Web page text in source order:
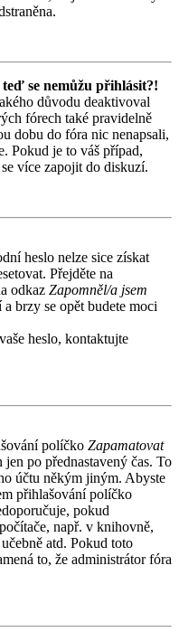
se nemůžu přihlásit?!
důvodu deaktivoval
fórech také pravidelně
dobu do fóra nic nenapsali,
Pokud je to váš případ,
více zapojit do diskuzí.
heslo nelze sice získat
Přejděte na
odkaz Zapomněl/a jsem
brzy se opět budete moci
heslo, kontaktujte
políčko Zapamatovat
jen po přednastavený čas. To
účtu někým jiným. Abyste
přihlašování políčko
pokud
např. v knihovně,
atd. Pokud toto
to, že administrátor fóra